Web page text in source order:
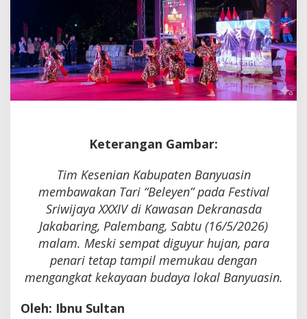
Keterangan Gambar:
Tim Kesenian Kabupaten Banyuasin
membawakan Tari “Beleyen” pada Festival
Sriwijaya XXXIV di Kawasan Dekranasda
Jakabaring, Palembang, Sabtu (16/5/2026)
malam. Meski sempat diguyur hujan, para
penari tetap tampil memukau dengan
mengangkat kekayaan budaya lokal Banyuasin.
Oleh: Ibnu Sultan